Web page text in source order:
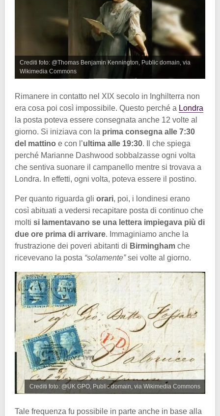
Crediti foto: @Thomas Benjamin Kennington, Public domain, via
Wikimedia Commons
Rimanere in contatto nel XIX secolo in Inghilterra non
era cosa poi così impossibile. Questo perché a Londra
la posta poteva essere consegnata anche 12 volte al
giorno. Si iniziava con la prima consegna alle 7:30
del mattino e con l’ultima alle 19:30. Il che spiega
perché Marianne Dashwood sobbalzasse ogni volta
che sentiva suonare il campanello mentre si trovava a
Londra. In effetti, ogni volta, poteva essere il postino.
Per quanto riguarda gli orari, poi, i londinesi erano
così abituati a vedersi recapitare posta di continuo che
molti si lamentavano se una lettera impiegava più di
due ore prima di arrivare. Immaginiamo anche la
frustrazione dei poveri abitanti di Birmingham che
ricevevano la posta “solamente”sei volte al giorno.
Crediti foto: @UK GPO, Public domain, via Wikimedia Commons
Tale frequenza fu possibile in parte anche in base alla